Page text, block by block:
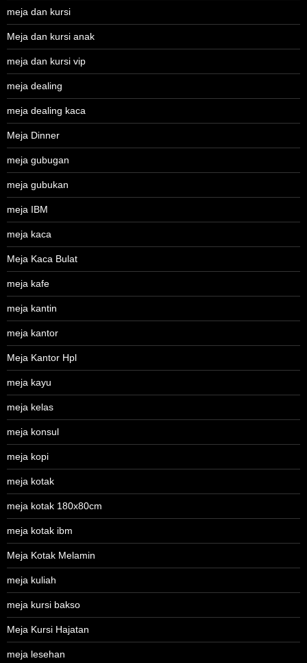
meja dan kursi
Meja dan kursi anak
meja dan kursi vip
meja dealing
meja dealing kaca
Meja Dinner
meja gubugan
meja gubukan
meja IBM
meja kaca
Meja Kaca Bulat
meja kafe
meja kantin
meja kantor
Meja Kantor Hpl
meja kayu
meja kelas
meja konsul
meja kopi
meja kotak
meja kotak 180x80cm
meja kotak ibm
Meja Kotak Melamin
meja kuliah
meja kursi bakso
Meja Kursi Hajatan
meja lesehan